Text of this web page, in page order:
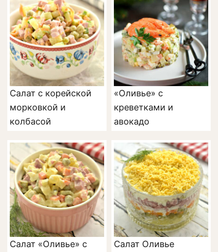
Салат с корейской
морковкой и
колбасой
«Оливье» с
креветками и
авокадо
Салат «Оливье» с
Салат Оливье